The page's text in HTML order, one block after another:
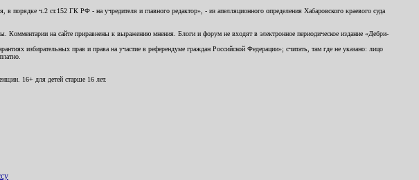
ч.2 ст.152 ГК РФ - на учредителя и главного редактор», - из апелляционного определения Хабаровского краевого суда
Комментарии на сайте приравнены к выражению мнения. Блоги и форум не входят в электронное периодическое издание «Дебри-
избирательных прав и права на участие в референдуме граждан Российской Федерации»; считать, там где не указано: лицо
16+ для детей старше 16 лет.